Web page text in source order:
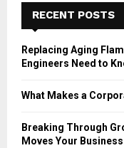
RECENT POSTS
Replacing Aging
Engineers Need to
What Makes a
Breaking Through
Moves Your